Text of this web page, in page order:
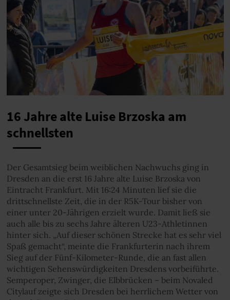
16 Jahre alte Luise Brzoska am
schnellsten
Der Gesamtsieg beim weiblichen Nachwuchs ging in
Dresden an die erst 16 Jahre alte Luise Brzoska von
Eintracht Frankfurt. Mit 16:24 Minuten lief sie die
drittschnellste Zeit, die in der R5K-Tour bisher von
einer unter 20-Jährigen erzielt wurde. Damit ließ sie
auch alle bis zu sechs Jahre älteren U23-Athletinnen
hinter sich. „Auf dieser schönen Strecke hat es sehr viel
Spaß gemacht“, meinte die Frankfurterin nach ihrem
Sieg auf der Fünf-Kilometer-Runde, die an fast allen
wichtigen Sehenswürdigkeiten Dresdens vorbeiführte.
Semperoper, Zwinger, die Elbbrücken – beim Novaled
Citylauf zeigte sich Dresden bei herrlichem Wetter von